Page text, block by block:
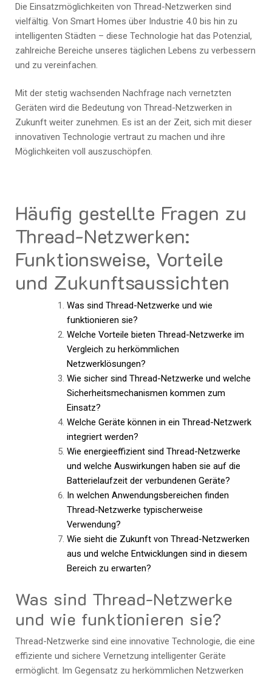
Die Einsatzmöglichkeiten von Thread-Netzwerken sind
vielfältig. Von Smart Homes über Industrie 4.0 bis hin zu
intelligenten Städten – diese Technologie hat das Potenzial,
zahlreiche Bereiche unseres täglichen Lebens zu verbessern
und zu vereinfachen.
Mit der stetig wachsenden Nachfrage nach vernetzten
Geräten wird die Bedeutung von Thread-Netzwerken in
Zukunft weiter zunehmen. Es ist an der Zeit, sich mit dieser
innovativen Technologie vertraut zu machen und ihre
Möglichkeiten voll auszuschöpfen.
Häufig gestellte Fragen zu
Thread-Netzwerken:
Funktionsweise, Vorteile
und Zukunftsaussichten
Was sind Thread-Netzwerke und wie
funktionieren sie?
Welche Vorteile bieten Thread-Netzwerke im
Vergleich zu herkömmlichen
Netzwerklösungen?
Wie sicher sind Thread-Netzwerke und welche
Sicherheitsmechanismen kommen zum
Einsatz?
Welche Geräte können in ein Thread-Netzwerk
integriert werden?
Wie energieeffizient sind Thread-Netzwerke
und welche Auswirkungen haben sie auf die
Batterielaufzeit der verbundenen Geräte?
In welchen Anwendungsbereichen finden
Thread-Netzwerke typischerweise
Verwendung?
Wie sieht die Zukunft von Thread-Netzwerken
aus und welche Entwicklungen sind in diesem
Bereich zu erwarten?
Was sind Thread-Netzwerke
und wie funktionieren sie?
Thread-Netzwerke sind eine innovative Technologie, die eine
effiziente und sichere Vernetzung intelligenter Geräte
ermöglicht. Im Gegensatz zu herkömmlichen Netzwerken